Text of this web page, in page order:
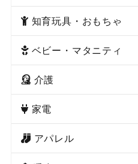
知育玩具・おもちゃ
ベビー・マタニティ
介護
家電
アパレル